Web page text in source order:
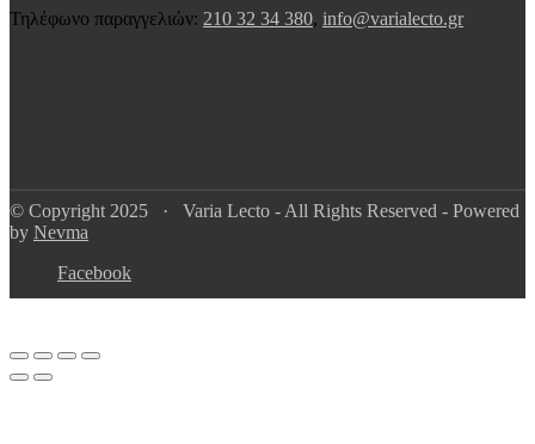
Τηλέφωνο παραγγελιών: 210 32 34 380, info@varialecto.gr
© Copyright 2025 · Varia Lecto - All Rights Reserved - Powered
by Nevma
Facebook